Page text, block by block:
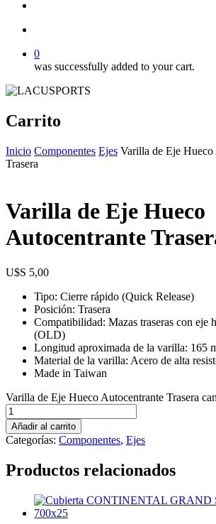
0
was successfully added to your cart.
Carrito
Inicio Componentes Ejes Varilla de Eje Hueco
Trasera
Varilla de Eje Hueco
Autocentrante
$
5,00
Tipo: Cierre rápido (Quick Release)
Posición: Trasera
Compatibilidad: Mazas traseras con eje
(OLD)
Longitud aproximada de la varilla: 165
Material de la varilla: Acero de alta
Made in Taiwan
Varilla de Eje Hueco Autocentrante Trasera
Añadir al carrito
Categorías: Componentes, Ejes
Productos relacionados